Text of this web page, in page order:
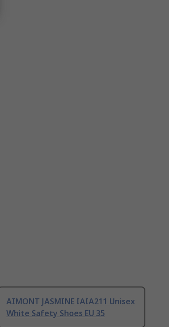
AIMONT JASMINE IAIA211 Unisex
White Safety Shoes EU 35